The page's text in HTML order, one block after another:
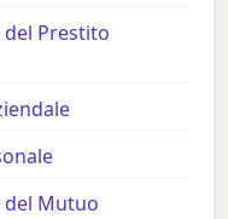
del Prestito
del Mutuo